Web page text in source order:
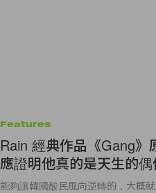
Features
Rain 經典作品《Gang
應證明他真的是天生的偶
能夠讓韓國酸民風向逆轉的，大概就